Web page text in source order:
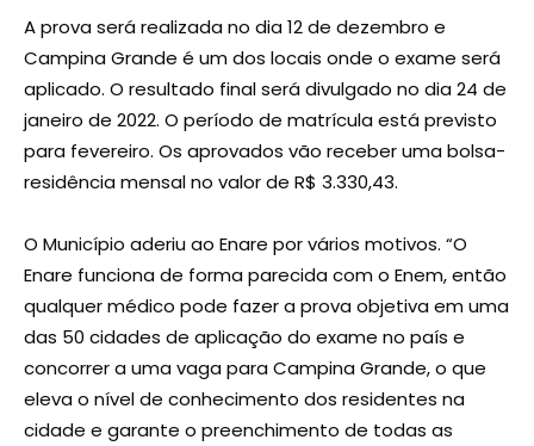
A prova será realizada no dia 12 de dezembro e
Campina Grande é um dos locais onde o exame será
aplicado. O resultado final será divulgado no dia 24 de
janeiro de 2022. O período de matrícula está previsto
para fevereiro. Os aprovados vão receber uma bolsa-
residência mensal no valor de R$ 3.330,43.
O Município aderiu ao Enare por vários motivos. “O
Enare funciona de forma parecida com o Enem, então
qualquer médico pode fazer a prova objetiva em uma
das 50 cidades de aplicação do exame no país e
concorrer a uma vaga para Campina Grande, o que
eleva o nível de conhecimento dos residentes na
cidade e garante o preenchimento de todas as